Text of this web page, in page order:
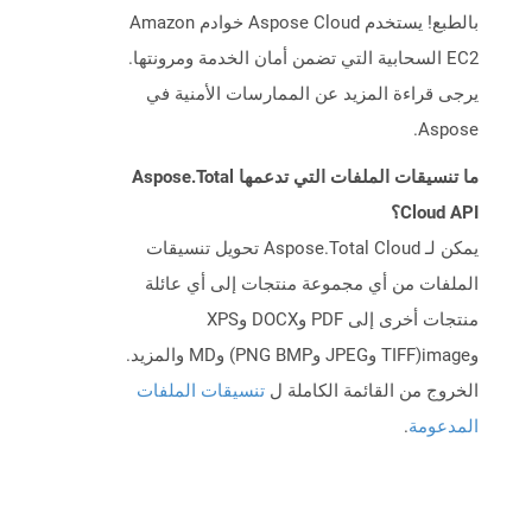
بالطبع! يستخدم Aspose Cloud خوادم Amazon
EC2 السحابية التي تضمن أمان الخدمة ومرونتها.
يرجى قراءة المزيد عن الممارسات الأمنية في
Aspose.
ما تنسيقات الملفات التي تدعمها Aspose.Total
Cloud API؟
يمكن لـ Aspose.Total Cloud تحويل تنسيقات
الملفات من أي مجموعة منتجات إلى أي عائلة
منتجات أخرى إلى PDF وDOCX وXPS
وimage(TIFF وJPEG وPNG BMP) وMD والمزيد.
الخروج من القائمة الكاملة ل تنسيقات الملفات
المدعومة.